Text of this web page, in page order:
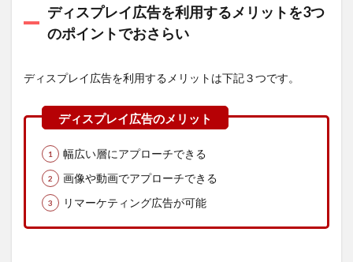
改善
され
ない
7つ
迷原
因と
のヒ
ント
4.1
ディ
レイ
ディスプレイ広告を利用するメリットを3つ
のポイントでおさらい
ディスプレイ広告を利用するメリットは下記３つです。
幅広い層にアプローチできる
画像や動画でアプローチできる
リマーケティング広告が可能